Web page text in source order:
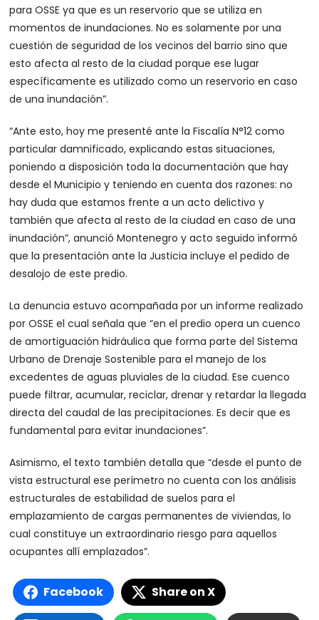
para OSSE ya que es un reservorio que se utiliza en
momentos de inundaciones. No es solamente por una
cuestión de seguridad de los vecinos del barrio sino que
esto afecta al resto de la ciudad porque ese lugar
específicamente es utilizado como un reservorio en caso
de una inundación”.
“Ante esto, hoy me presenté ante la Fiscalía N°12 como
particular damnificado, explicando estas situaciones,
poniendo a disposición toda la documentación que hay
desde el Municipio y teniendo en cuenta dos razones: no
hay duda que estamos frente a un acto delictivo y
también que afecta al resto de la ciudad en caso de una
inundación”, anunció Montenegro y acto seguido informó
que la presentación ante la Justicia incluye el pedido de
desalojo de este predio.
La denuncia estuvo acompañada por un informe realizado
por OSSE el cual señala que “en el predio opera un cuenco
de amortiguación hidráulica que forma parte del Sistema
Urbano de Drenaje Sostenible para el manejo de los
excedentes de aguas pluviales de la ciudad. Ese cuenco
puede filtrar, acumular, reciclar, drenar y retardar la llegada
directa del caudal de las precipitaciones. Es decir que es
fundamental para evitar inundaciones”.
Asimismo, el texto también detalla que “desde el punto de
vista estructural ese perímetro no cuenta con los análisis
estructurales de estabilidad de suelos para el
emplazamiento de cargas permanentes de viviendas, lo
cual constituye un extraordinario riesgo para aquellos
ocupantes allí emplazados”.
Facebook Share on X